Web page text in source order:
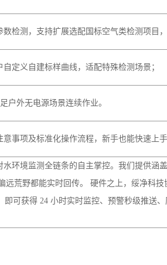
留存便捷。
界面，显著提升现场作业效率。
检测，支持扩展选配国标空气类检测项目